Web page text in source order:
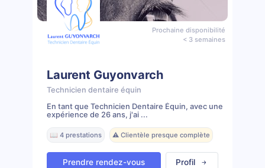
Prochaine disponibilité
< 3 semaines
Laurent Guyonvarch
Technicien dentaire équin
En tant que Technicien Dentaire Équin, avec une
expérience de 26 ans, j'ai ...
📖 4 prestations ⚠️ Clientèle presque complète
Prendre rendez-vous Profil